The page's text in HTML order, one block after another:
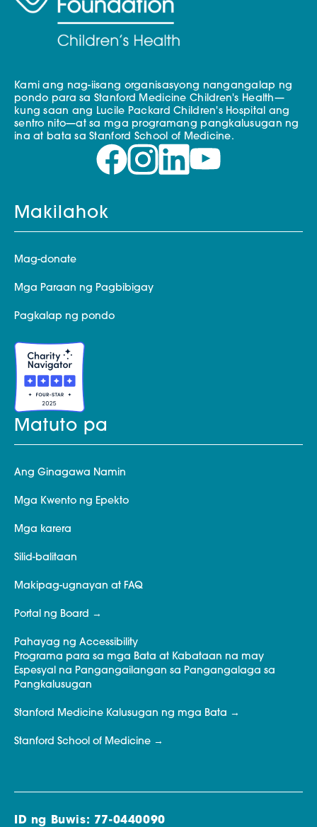
Kami ang nag-iisang organisasyong nangangalap ng
pondo para sa Stanford Medicine Children's Health—
kung saan ang Lucile Packard Children's Hospital ang
sentro nito—at sa mga programang pangkalusugan ng
ina at bata sa Stanford School of Medicine.
Makilahok
Mag-donate
Mga Paraan ng Pagbibigay
Pagkalap ng pondo
Matuto pa
Ang Ginagawa Namin
Mga Kwento ng Epekto
Mga karera
Silid-balitaan
Makipag-ugnayan at FAQ
Portal ng Board
Pahayag ng Accessibility
Programa para sa mga Bata at Kabataan na may
Espesyal na Pangangailangan sa Pangangalaga sa
Pangkalusugan
Stanford Medicine Kalusugan ng mga Bata
Stanford School of Medicine
ID ng Buwis: 77-0440090